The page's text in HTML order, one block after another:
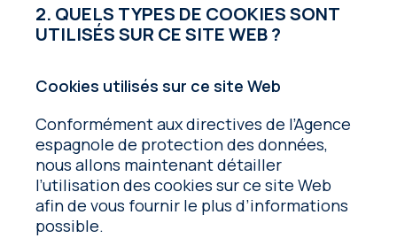
2. QUELS TYPES DE COOKIES SONT
UTILISÉS SUR CE SITE WEB ?
Cookies utilisés sur ce site Web
Conformément aux directives de l’Agence
espagnole de protection des données,
nous allons maintenant détailler
l’utilisation des cookies sur ce site Web
afin de vous fournir le plus d’informations
possible.